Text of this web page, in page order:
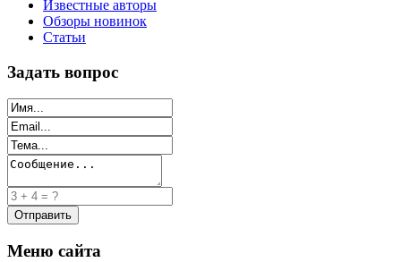
Известные авторы
Обзоры новинок
Статьи
Задать вопрос
Меню сайта